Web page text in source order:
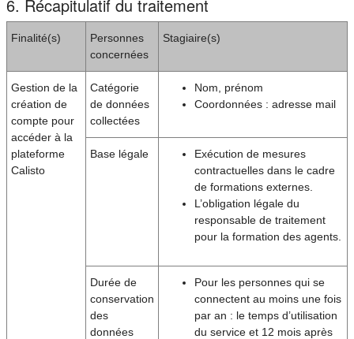
6. Récapitulatif du traitement
Finalité(s)
Personnes
concernées
Stagiaire(s)
Gestion de la
création de
compte pour
accéder à la
plateforme
Calisto
Catégorie
de données
collectées
Nom, prénom
Coordonnées : adresse mail
Base légale
Exécution de mesures
contractuelles dans le cadre
de formations externes.
L’obligation légale du
responsable de traitement
pour la formation des agents.
Durée de
conservation
des
données
Pour les personnes qui se
connectent au moins une fois
par an : le temps d’utilisation
du service et 12 mois après